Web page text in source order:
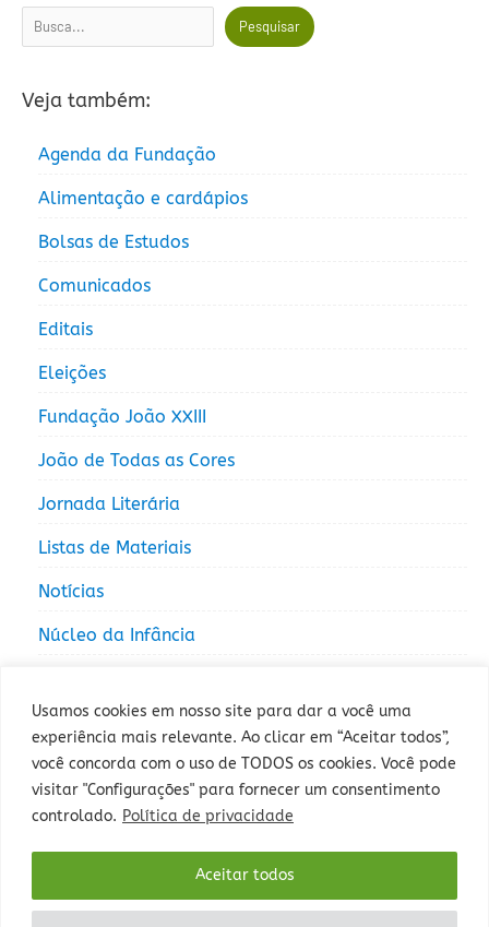
Usamos cookies em nosso site para dar a você uma
experiência mais relevante. Ao clicar em “Aceitar todos”,
você concorda com o uso de TODOS os cookies. Você pode
visitar "Configurações" para fornecer um consentimento
controlado. Política de privacidade
Aceitar todos
Pesquisar Pesquisar
Veja também:
Agenda da Fundação
Alimentação e cardápios
Bolsas de Estudos
Comunicados
Editais
Eleições
Fundação João XXIII
João de Todas as Cores
Jornada Literária
Listas de Materiais
Notícias
Núcleo da Infância